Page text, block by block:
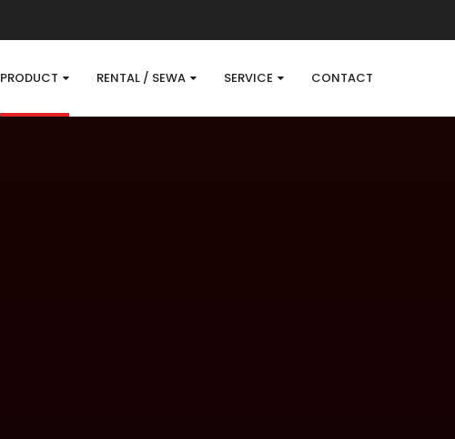
PRODUCT RENTAL / SEWA SERVICE CONTACT